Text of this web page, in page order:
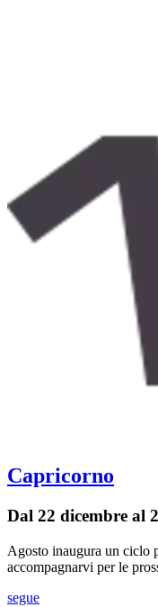
Capricorno
Dal 22 dicembre al
Agosto inaugura un ciclo
accompagnarvi per le
segue